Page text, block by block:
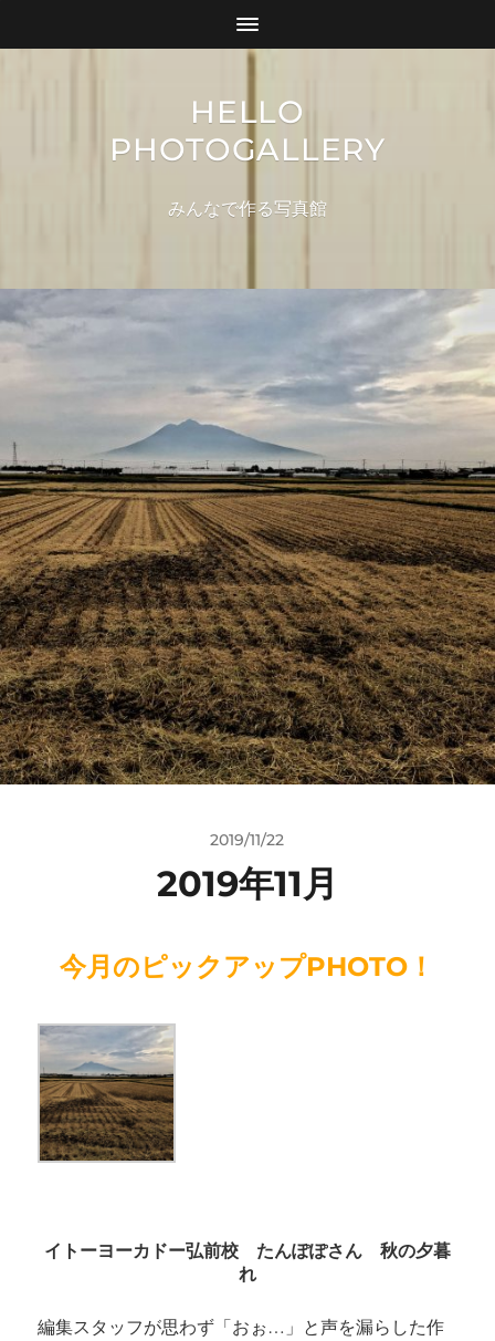
HELLO
PHOTOGALLERY
みんなで作る写真館
2019/11/22
2019年11月
今月のピックアップPHOTO！
イトーヨーカドー弘前校 たんぽぽさん 秋の夕暮
れ
編集スタッフが思わず「おぉ…」と声を漏らした作